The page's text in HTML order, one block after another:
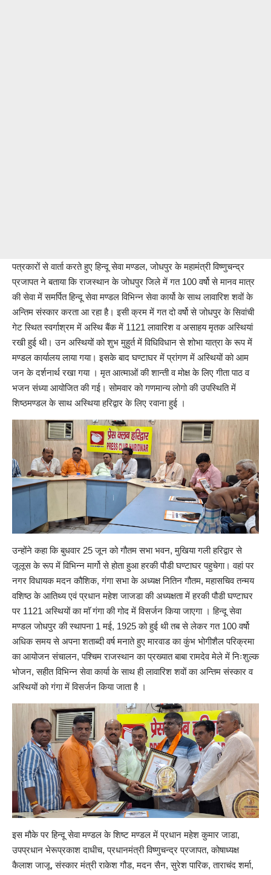
पत्रकारों से वार्ता करते हुए हिन्दू सेवा मण्डल, जोधपुर के महामंत्री विष्णुचन्द्र
प्रजापत ने बताया कि राजस्थान के जोधपुर जिले में गत 100 वर्षो से मानव मात्र
की सेवा में समर्पित हिन्दू सेवा मण्डल विभिन्न सेवा कार्यो के साथ लावारिश शवों के
अन्तिम संस्कार करता आ रहा है। इसी क्रम में गत दो वर्षो से जोधपुर के सिवांची
गेट स्थित स्वर्गाश्रम में अस्थि बैंक में 1121 लावारिश व असाहय मृतक अस्थियां
रखी हुई थी। उन अस्थियों को शुभ मुहुर्त में विधिविधान से शोभा यात्रा के रूप में
मण्डल कार्यालय लाया गया। इसके बाद घण्टाघर में प्रांगण में अस्थियों को आम
जन के दर्शनार्थ रखा गया । मृत आत्माओं की शान्ती व मोक्ष के लिए गीता पाठ व
भजन संध्या आयोजित की गई। सोमवार को गणमान्य लोगो की उपस्थिति में
शिष्ठमण्डल के साथ अस्थिया हरिद्वार के लिए रवाना हुई ।
उन्होंने कहा कि बुधवार 25 जून को गौतम सभा भवन, मुखिया गली हरिद्वार से
जूलूस के रूप में विभिन्न मार्गो से होता हुआ हरकी पौडी घण्टाघर पहुचेगा। वहां पर
नगर विधायक मदन कौशिक, गंगा सभा के अध्यक्ष नितिन गौतम, महासचिव तन्मय
वशिष्ठ के आतिथ्य एवं प्रधान महेश जाजडा की अध्यक्षता में हरकी पौडी घण्टाघर
पर 1121 अस्थियों का माॅ गंगा की गोद में विसर्जन किया जाएगा । हिन्दू सेवा
मण्डल जोधपुर की स्थापना 1 मई, 1925 को हुई थी तब से लेकर गत 100 वर्षो
अधिक समय से अपना शताब्दी वर्ष मनाते हुए मारवाड का कुंभ भोगीशैल परिक्रमा
का आयोजन संचालन, पश्चिम राजस्थान का प्रख्यात बाबा रामदेव मेले में निःशुल्क
भोजन, सहीत विभिन्न सेवा कार्या के साथ ही लावारिश शवों का अन्तिम संस्कार व
अस्थियों को गंगा में विसर्जन किया जाता है ।
इस मौके पर हिन्दू सेवा मण्डल के शिष्ट मण्डल में प्रधान महेश कुमार जाडा,
उपप्रधान भेरूप्रकाश दाधीच, प्रधानमंत्री विष्णुचन्द्र प्रजापत, कोषाध्यक्ष
कैलाश जाजू, संस्कार मंत्री राकेश गौड, मदन सैन, सुरेश पारिक, ताराचंद शर्मा,